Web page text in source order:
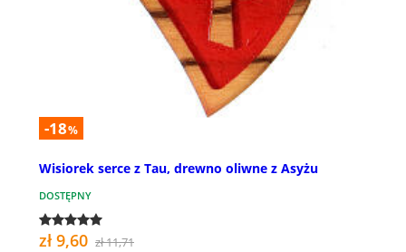
-18%
Wisiorek serce z Tau, drewno oliwne z Asyżu
DOSTĘPNY
zł 9,60 zł 11,71